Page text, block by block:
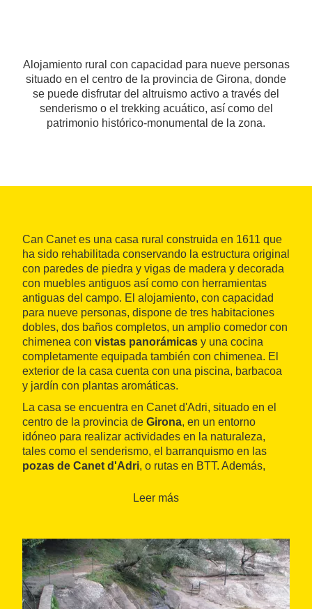
Alojamiento rural con capacidad para nueve personas
situado en el centro de la provincia de Girona, donde
se puede disfrutar del altruismo activo a través del
senderismo o el trekking acuático, así como del
patrimonio histórico-monumental de la zona.
Can Canet es una casa rural construida en 1611 que
ha sido rehabilitada conservando la estructura original
con paredes de piedra y vigas de madera y decorada
con muebles antiguos así como con herramientas
antiguas del campo. El alojamiento, con capacidad
para nueve personas, dispone de tres habitaciones
dobles, dos baños completos, un amplio comedor con
chimenea con vistas panorámicas y una cocina
completamente equipada también con chimenea. El
exterior de la casa cuenta con una piscina, barbacoa
y jardín con plantas aromáticas.
La casa se encuentra en Canet d'Adri, situado en el
centro de la provincia de Girona, en un entorno
idóneo para realizar actividades en la naturaleza,
tales como el senderismo, el barranquismo en las
pozas de Canet d'Adri, o rutas en BTT. Además,
formado por castillos, ermitas e iglesias.
Leer más